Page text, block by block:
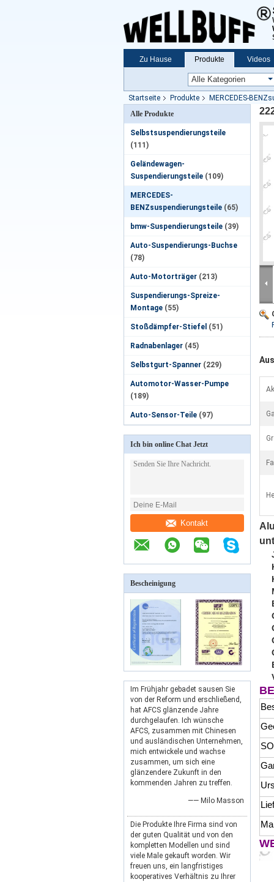
Zu Hause Produkte Videos
Startseite Produkte
MERCEDES-
Alle Produkte
Selbstsuspendierungsteile
(111)
Geländewagen-
Suspendierungsteile (109)
MERCEDES-
BENZsuspendierungsteile (65)
bmw-Suspendierungsteile (39)
Auto-Suspendierungs-Buchse
(78)
Auto-Motorträger (213)
Suspendierungs-Spreize-
Montage (55)
Stoßdämpfer-Stiefel (51)
Radnabenlager (45)
Selbstgurt-Spanner (229)
Automotor-Wasser-Pumpe
(189)
Auto-Sensor-Teile (97)
Ich bin online Chat Jetzt
Kontakt
Bescheinigung
Im Frühjahr gebadet sausen Sie
von der Reform und erschließend,
hat AFCS glänzende Jahre
durchgelaufen. Ich wünsche
AFCS, zusammen mit Chinesen
und ausländischen Unternehmen,
mich entwickele und wachse
zusammen, um sich eine
glänzendere Zukunft in den
kommenden Jahren zu treffen.
—— Milo Masson
Die Produkte Ihre Firma sind von
der guten Qualität und von den
kompletten Modellen und sind
viele Male gekauft worden. Wir
freuen uns, ein langfristiges
kooperatives Verhältnis zu Ihrer